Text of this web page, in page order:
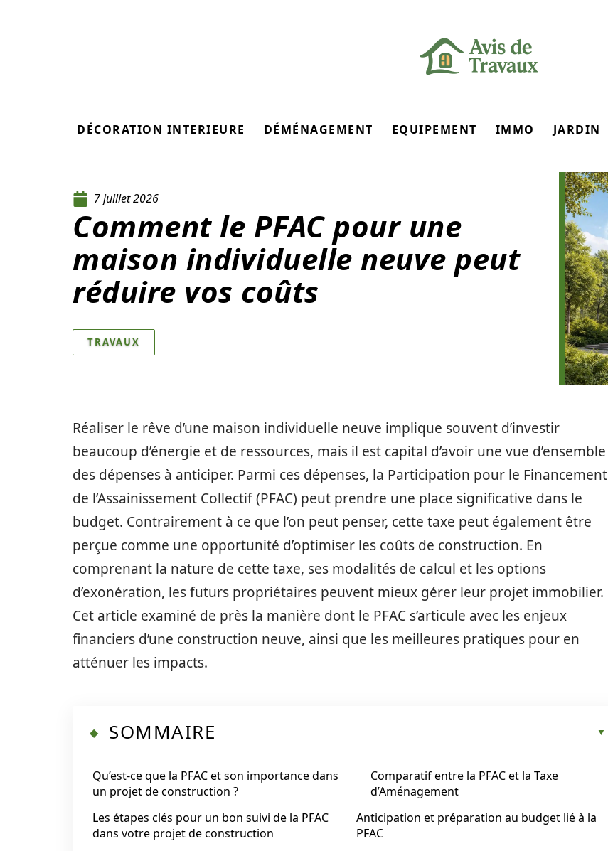
DÉCORATION INTERIEURE DÉMÉNAGEMENT EQUIPEMENT IMMO JARDIN
7 juillet 2026
Comment le PFAC pour une
maison individuelle neuve peut
réduire vos coûts
TRAVAUX
Réaliser le rêve d’une maison individuelle neuve implique souvent d’investir
beaucoup d’énergie et de ressources, mais il est capital d’avoir une vue d’ensemble
des dépenses à anticiper. Parmi ces dépenses, la Participation pour le Financement
de l’Assainissement Collectif (PFAC) peut prendre une place significative dans le
budget. Contrairement à ce que l’on peut penser, cette taxe peut également être
perçue comme une opportunité d’optimiser les coûts de construction. En
comprenant la nature de cette taxe, ses modalités de calcul et les options
d’exonération, les futurs propriétaires peuvent mieux gérer leur projet immobilier.
Cet article examiné de près la manière dont le PFAC s’articule avec les enjeux
financiers d’une construction neuve, ainsi que les meilleures pratiques pour en
atténuer les impacts.
SOMMAIRE
Qu’est-ce que la PFAC et son importance dans
un projet de construction ?
Les étapes clés pour un bon suivi de la PFAC
dans votre projet de construction
Comparatif entre la PFAC et la Taxe
d’Aménagement
Anticipation et préparation au budget lié à la
PFAC